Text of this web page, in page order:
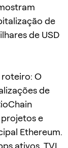
de
de USD
O
de
e
Ethereum.
ativos, TVL